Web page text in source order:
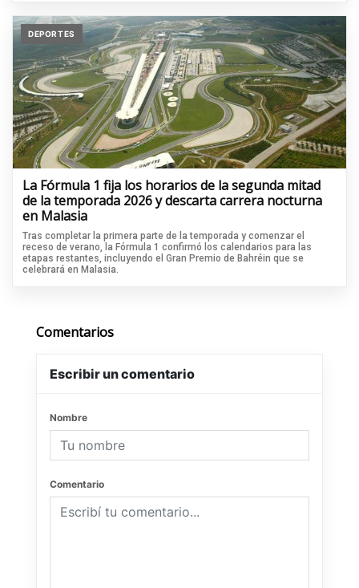
DEPORTES
La Fórmula 1 fija los horarios de la segunda mitad
de la temporada 2026 y descarta carrera nocturna
en Malasia
Tras completar la primera parte de la temporada y comenzar el
receso de verano, la Fórmula 1 confirmó los calendarios para las
etapas restantes, incluyendo el Gran Premio de Bahréin que se
celebrará en Malasia.
Comentarios
Escribir un comentario
Nombre
Comentario